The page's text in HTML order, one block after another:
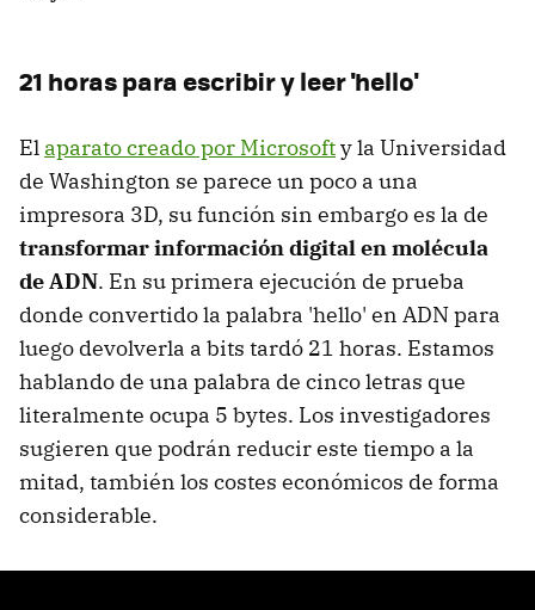
21 horas para escribir y leer 'hello'
El aparato creado por Microsofty la Universidad
de Washington se parece un poco a una
impresora 3D, su función sin embargo es la de
transformar información digital en molécula
de ADN. En su primera ejecución de prueba
donde convertido la palabra 'hello' en ADN para
luego devolverla a bits tardó 21 horas. Estamos
hablando de una palabra de cinco letras que
literalmente ocupa 5 bytes. Los investigadores
sugieren que podrán reducir este tiempo a la
mitad, también los costes económicos de forma
considerable.